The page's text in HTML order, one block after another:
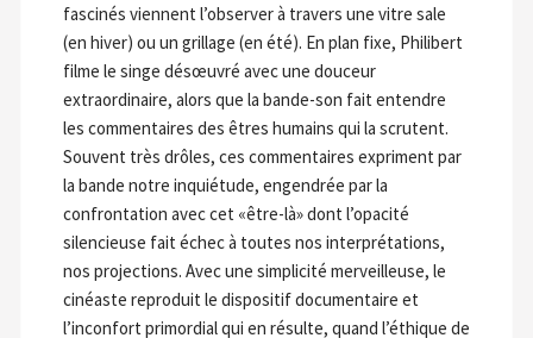
fascinés viennent l’observer à travers une vitre sale
(en hiver) ou un grillage (en été). En plan fixe, Philibert
filme le singe désœuvré avec une douceur
extraordinaire, alors que la bande-son fait entendre
les commentaires des êtres humains qui la scrutent.
Souvent très drôles, ces commentaires expriment par
la bande notre inquiétude, engendrée par la
confrontation avec cet «être-là» dont l’opacité
silencieuse fait échec à toutes nos interprétations,
nos projections. Avec une simplicité merveilleuse, le
cinéaste reproduit le dispositif documentaire et
l’inconfort primordial qui en résulte, quand l’éthique de